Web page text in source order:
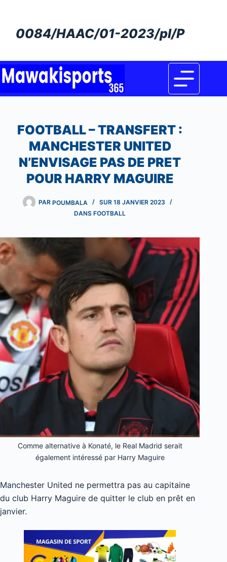
contenu0084/HAAC/01-2023/pl/P
FOOTBALL – TRANSFERT :
MANCHESTER UNITED
N’ENVISAGE PAS DE PRET
POUR HARRY MAGUIRE
PAR POUMBALA SUR 18 JANVIER 2023
DANS FOOTBALL
Comme alternative à Konaté, le Real Madrid serait
également intéressé par Harry Maguire
Manchester United ne permettra pas au capitaine
du club Harry Maguire de quitter le club en prêt en
janvier.